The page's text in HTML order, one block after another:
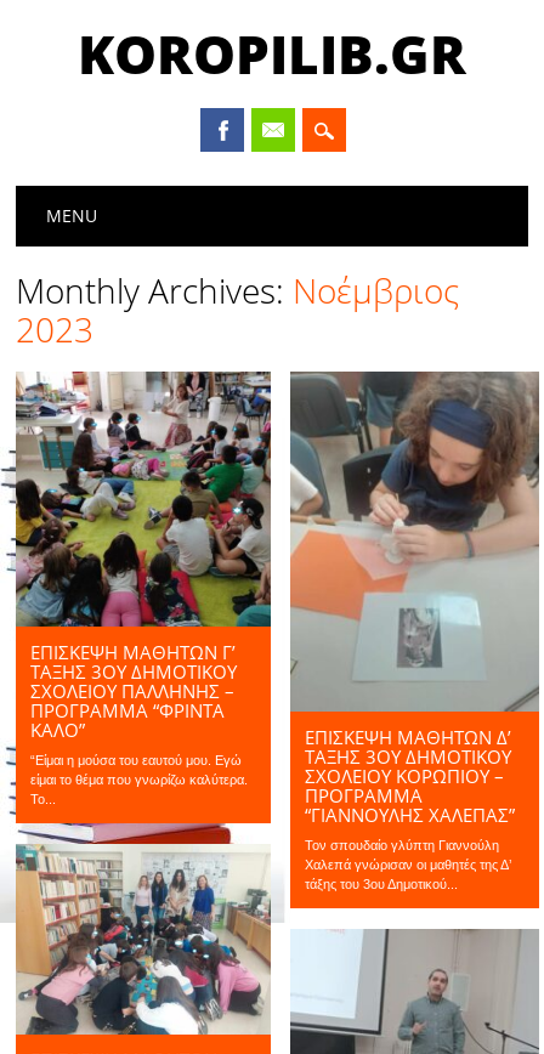
KOROPILIB.GR
Main menu
MENU
Monthly Archives: Νοέμβριος
2023
ΕΠΙΣΚΕΨΗ ΜΑΘΗΤΩΝ Γ’
ΤΆΞΗΣ 3ΟΥ ΔΗΜΟΤΙΚΟΎ
ΣΧΟΛΕΊΟΥ ΠΑΛΛΉΝΗΣ –
ΠΡΌΓΡΑΜΜΑ “ΦΡΊΝΤΑ
ΚΆΛΟ”
“Είμαι η μούσα του εαυτού μου. Εγώ
είμαι το θέμα που γνωρίζω καλύτερα.
Το...
ΕΠΙΣΚΕΨΗ ΜΑΘΗΤΩΝ Δ’
ΤΆΞΗΣ 3ΟΥ ΔΗΜΟΤΙΚΟΎ
ΣΧΟΛΕΊΟΥ ΚΟΡΩΠΊΟΥ –
ΠΡΌΓΡΑΜΜΑ
“ΓΙΑΝΝΟΎΛΗΣ ΧΑΛΕΠΆΣ”
Τον σπουδαίο γλύπτη Γιαννούλη
Χαλεπά γνώρισαν οι μαθητές της Δ’
τάξης του 3ου Δημοτικού...